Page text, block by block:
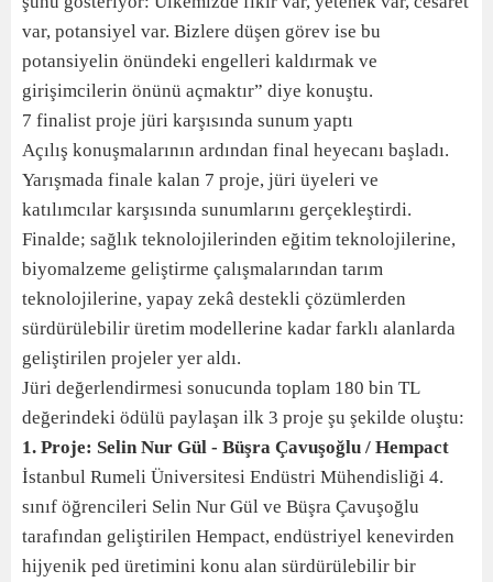
var, potansiyel var. Bizlere düşen görev ise bu
potansiyelin önündeki engelleri kaldırmak ve
girişimcilerin önünü açmaktır” diye konuştu.
7 finalist proje jüri karşısında sunum yaptı
Açılış konuşmalarının ardından final heyecanı başladı.
Yarışmada finale kalan 7 proje, jüri üyeleri ve
katılımcılar karşısında sunumlarını gerçekleştirdi.
Finalde; sağlık teknolojilerinden eğitim teknolojilerine,
biyomalzeme geliştirme çalışmalarından tarım
teknolojilerine, yapay zekâ destekli çözümlerden
sürdürülebilir üretim modellerine kadar farklı alanlarda
geliştirilen projeler yer aldı.
Jüri değerlendirmesi sonucunda toplam 180 bin TL
değerindeki ödülü paylaşan ilk 3 proje şu şekilde oluştu:
1. Proje: Selin Nur Gül - Büşra Çavuşoğlu / Hempact
İstanbul Rumeli Üniversitesi Endüstri Mühendisliği 4.
sınıf öğrencileri Selin Nur Gül ve Büşra Çavuşoğlu
tarafından geliştirilen Hempact, endüstriyel kenevirden
hijyenik ped üretimini konu alan sürdürülebilir bir